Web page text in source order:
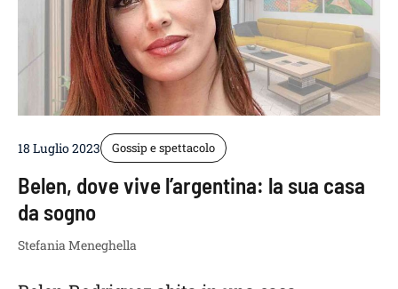
18 Luglio 2023 Gossip e spettacolo
Belen, dove vive l’argentina: la sua casa
da sogno
Stefania Meneghella